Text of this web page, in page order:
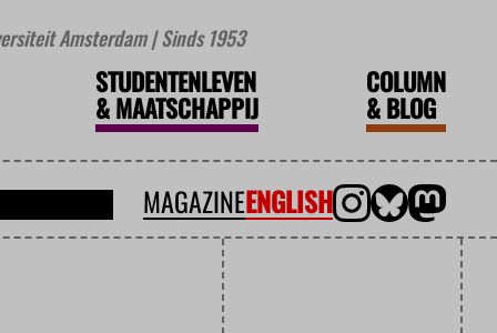
Amsterdam | Sinds 1953
STUDENTENLEVEN
&MAATSCHAPPIJ
COLUMN
&BLOG
MAGAZINEENGLISH